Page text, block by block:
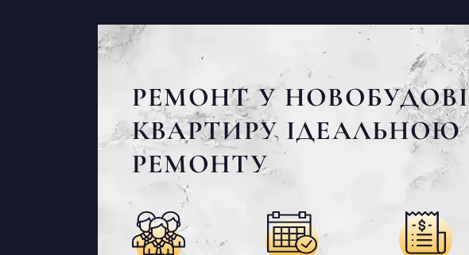
РЕМОНТ У
КВАРТИРУ
РЕМОНТУ